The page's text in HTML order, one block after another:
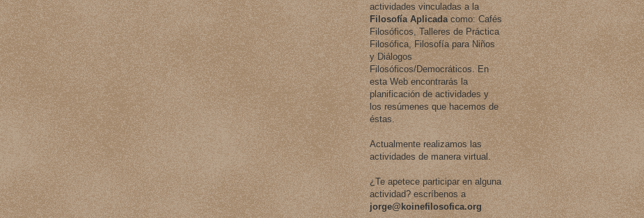
actividades vinculadas a la
Filosofía Aplicadacomo: Cafés
Filosóficos, Talleres de Práctica
Filosófica, Filosofía para Niños
y Diálogos
Filosóficos/Democráticos. En
esta Web encontrarás la
planificación de actividades y
los resúmenes que hacemos de
éstas.
Actualmente realizamos las
actividades de manera virtual.
¿Te apetece participar en alguna
actividad? escríbenos a
jorge@koinefilosofica.org